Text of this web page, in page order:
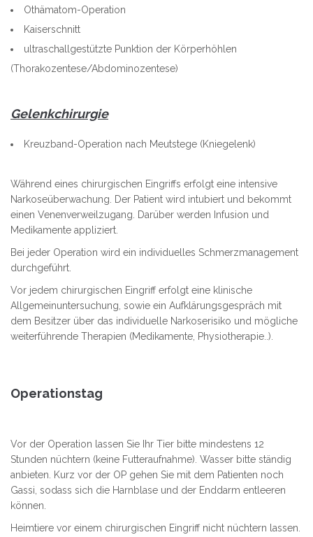
Othämatom-Operation
Kaiserschnitt
ultraschallgestützte Punktion der Körperhöhlen
(Thorakozentese/Abdominozentese)
Gelenkchirurgie
Kreuzband-Operation nach Meutstege (Kniegelenk)
Während eines chirurgischen Eingriffs erfolgt eine intensive
Narkoseüberwachung. Der Patient wird intubiert und bekommt
einen Venenverweilzugang. Darüber werden Infusion und
Medikamente appliziert.
Bei jeder Operation wird ein individuelles Schmerzmanagement
durchgeführt.
Vor jedem chirurgischen Eingriff erfolgt eine klinische
Allgemeinuntersuchung, sowie ein Aufklärungsgespräch mit
dem Besitzer über das individuelle Narkoserisiko und mögliche
weiterführende Therapien (Medikamente, Physiotherapie..).
Operationstag
Vor der Operation lassen Sie Ihr Tier bitte mindestens 12
Stunden nüchtern (keine Futteraufnahme). Wasser bitte ständig
anbieten. Kurz vor der OP gehen Sie mit dem Patienten noch
Gassi, sodass sich die Harnblase und der Enddarm entleeren
können.
Heimtiere vor einem chirurgischen Eingriff nicht nüchtern lassen.